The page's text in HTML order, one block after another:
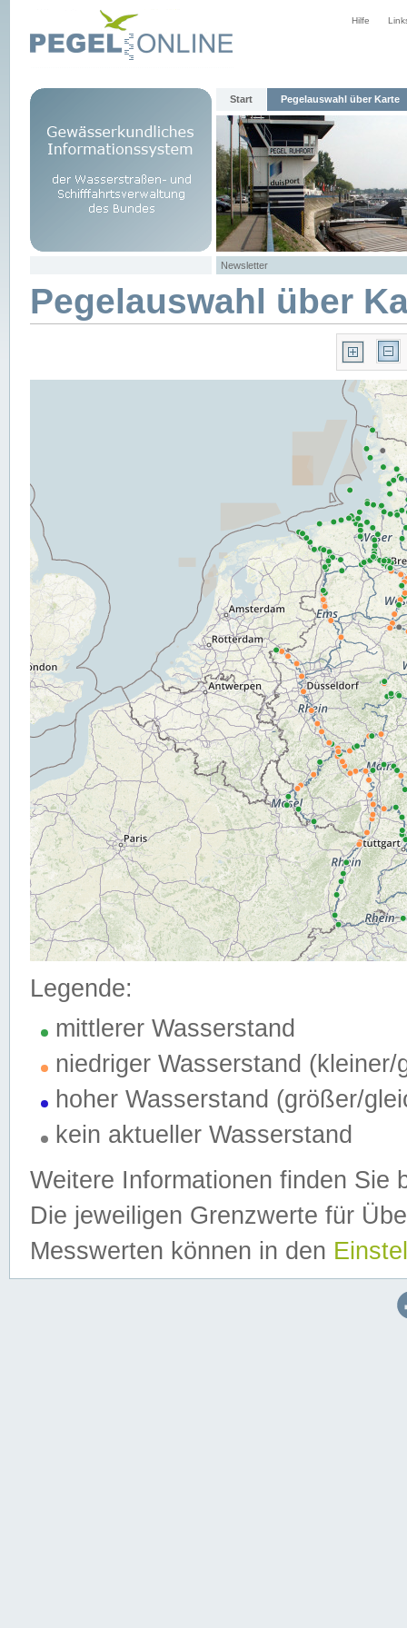
Hilfe
Start Pegelauswahl über Karte
Newsletter
Pegelauswahl über
Legende:
mittlerer Wasserstand
niedriger Wasserstand (kleiner/
hoher Wasserstand (größer/
kein aktueller Wasserstand
Weitere Informationen finden Sie
Die jeweiligen Grenzwerte für
Messwerten können in den